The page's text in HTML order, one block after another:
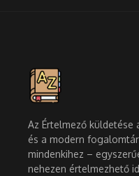
Az Értelmező küldetése
és a modern
mindenkihez –
nehezen értelmezhető